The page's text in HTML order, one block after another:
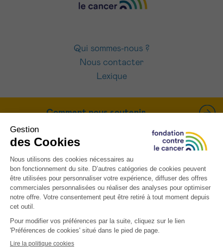
Qui sommes-nous ?
Nous contacter
Lexique
Comment nous soutenir
Appel au 0800 15 801
Envoyez un message
Nous serions heureux de savoir comment vous